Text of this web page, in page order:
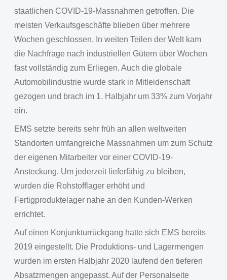
staatlichen COVID-19-Massnahmen getroffen. Die
meisten Verkaufsgeschäfte blieben über mehrere
Wochen geschlossen. In weiten Teilen der Welt kam
die Nachfrage nach industriellen Gütern über Wochen
fast vollständig zum Erliegen. Auch die globale
Automobilindustrie wurde stark in Mitleidenschaft
gezogen und brach im 1. Halbjahr um 33% zum Vorjahr
ein.
EMS setzte bereits sehr früh an allen weltweiten
Standorten umfangreiche Massnahmen um zum Schutz
der eigenen Mitarbeiter vor einer COVID-19-
Ansteckung. Um jederzeit lieferfähig zu bleiben,
wurden die Rohstofflager erhöht und
Fertigproduktelager nahe an den Kunden-Werken
errichtet.
Auf einen Konjunkturrückgang hatte sich EMS bereits
2019 eingestellt. Die Produktions- und Lagermengen
wurden im ersten Halbjahr 2020 laufend den tieferen
Absatzmengen angepasst. Auf der Personalseite